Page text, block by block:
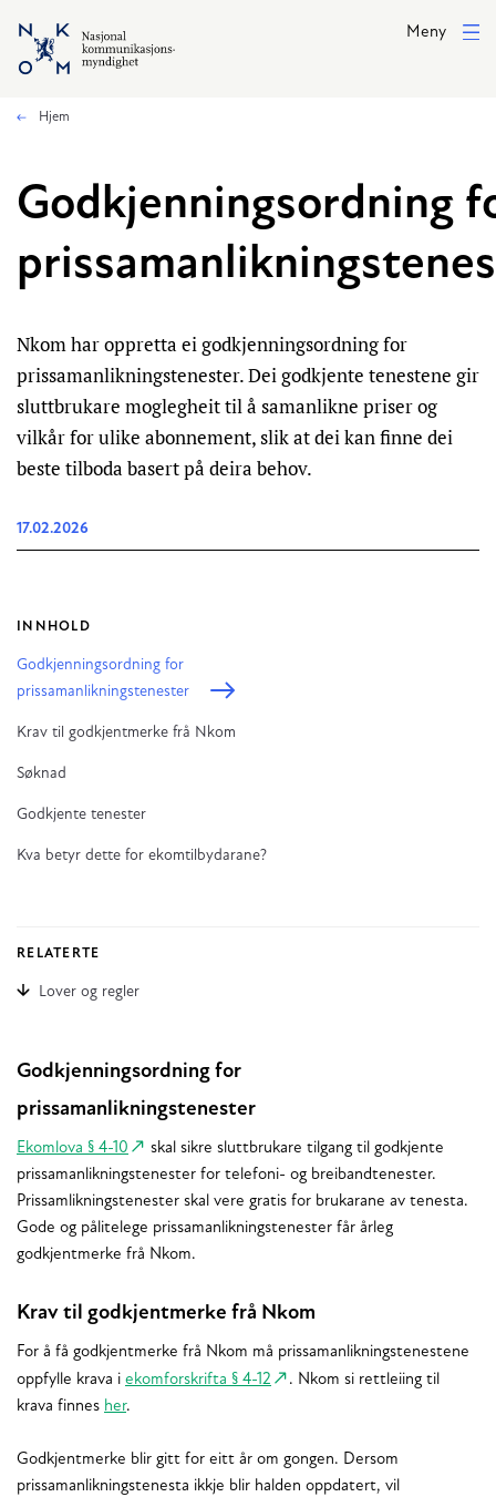
Hopp til hovedinnhold
Meny
Hjem
Godkjenningsordning
Nkom har oppretta ei godkjenningsordning for
prissamanlikningstenester. Dei godkjente tenestene gir
sluttbrukare moglegheit til å samanlikne priser og
vilkår for ulike abonnement, slik at dei kan finne dei
beste tilboda basert på deira behov.
17.02.2026
INNHOLD
Godkjenningsordning for
prissamanlikningstenester
Krav til godkjentmerke frå Nkom
Søknad
Godkjente tenester
Kva betyr dette for ekomtilbydarane?
RELATERTE
Lover og regler
Godkjenningsordning for
prissamanlikningstenester
Ekomlova § 4-10
skal sikre sluttbrukare tilgang til godkjente
prissamanlikningstenester for telefoni- og breibandtenester.
Prissamlikningstenester skal vere gratis for brukarane av tenesta.
Gode og pålitelege prissamanlikningstenester får årleg
godkjentmerke frå Nkom.
Krav til godkjentmerke frå Nkom
For å få godkjentmerke frå Nkom må prissamanlikningstenestene
oppfylle krava i ekomforskrifta § 4-12
. Nkom si rettleiing til
krava finnes her.
Godkjentmerke blir gitt for eitt år om gongen. Dersom
prissamanlikningstenesta ikkje blir halden oppdatert, vil